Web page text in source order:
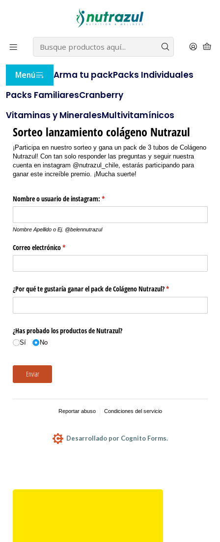
Menú Arma tu packPacks Individuales
Packs FamiliaresCranberry
Vitaminas y MineralesMultivitamínicos
⭐ con el cupón BLACKNUTRAZUL
AQUÍ
Inicio Encuesta Nutrazul
Encuesta Nutrazul